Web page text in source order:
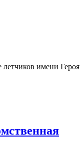
имени Героя